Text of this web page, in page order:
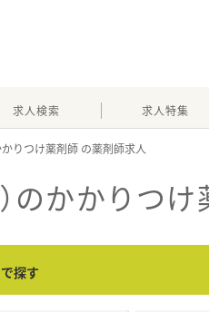
求人検索 求人特集
りつけ薬剤師
のかかりつ
で探す